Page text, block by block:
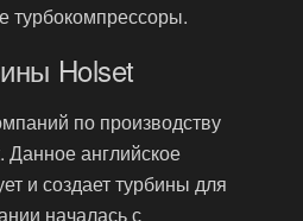
турбокомпрессоры.
Holset
по производству
Данное английское
и создает турбины для
началась с